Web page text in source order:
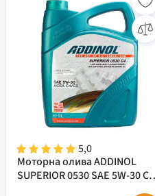
5,0
Моторна олива ADDINOL
SUPERIOR 0530 SAE 5W-30 C4